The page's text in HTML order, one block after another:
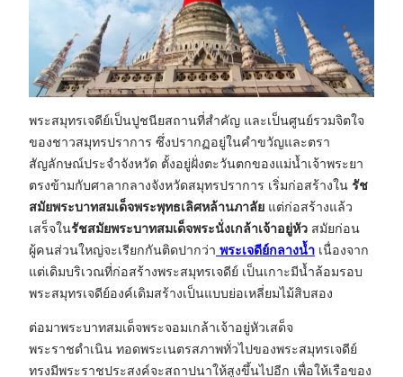
พระสมุทรเจดีย์เป็นปูชนียสถานที่สำคัญ และเป็นศูนย์รวมจิตใจ
ของชาวสมุทรปราการ ซึ่งปรากฏอยู่ในคำขวัญและตรา
สัญลักษณ์ประจำจังหวัด ตั้งอยู่ฝั่งตะวันตกของแม่น้ำเจ้าพระยา
ตรงข้ามกับศาลากลางจังหวัดสมุทรปราการ เริ่มก่อสร้างใน รัช
สมัยพระบาทสมเด็จพระพุทธเลิศหล้านภาลัย แต่ก่อสร้างแล้ว
เสร็จในรัชสมัยพระบาทสมเด็จพระนั่งเกล้าเจ้าอยู่หัว สมัยก่อน
ผู้คนส่วนใหญ่จะเรียกกันติดปากว่า พระเจดีย์กลางน้ำ เนื่องจาก
แต่เดิมบริเวณที่ก่อสร้างพระสมุทรเจดีย์ เป็นเกาะมีน้ำล้อมรอบ
พระสมุทรเจดีย์องค์เดิมสร้างเป็นแบบย่อเหลี่ยมไม้สิบสอง
ต่อมาพระบาทสมเด็จพระจอมเกล้าเจ้าอยู่หัวเสด็จ
พระราชดำเนิน ทอดพระเนตรสภาพทั่วไปของพระสมุทรเจดีย์
ทรงมีพระราชประสงค์จะสถาปนาให้สูงขึ้นไปอีก เพื่อให้เรือของ